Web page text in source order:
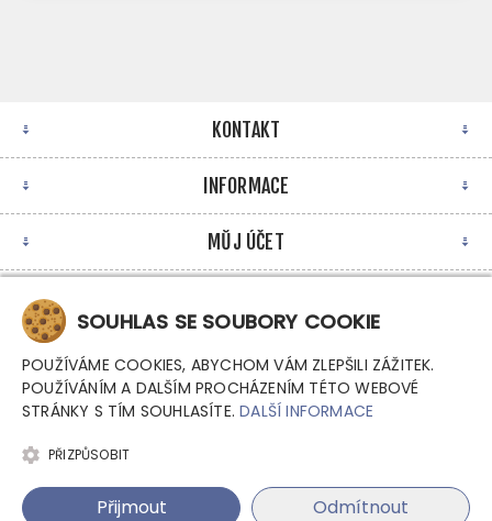
KONTAKT
INFORMACE
MŮJ ÚČET
Všechna práva vyhrazena.
SOUHLAS SE SOUBORY COOKIE
POUŽÍVÁME COOKIES, ABYCHOM VÁM ZLEPŠILI ZÁŽITEK.
POUŽÍVÁNÍM A DALŠÍM PROCHÁZENÍM TÉTO WEBOVÉ
STRÁNKY S TÍM SOUHLASÍTE.DALŠÍ INFORMACE
PŘIZPŮSOBIT
Přijmout Odmítnout